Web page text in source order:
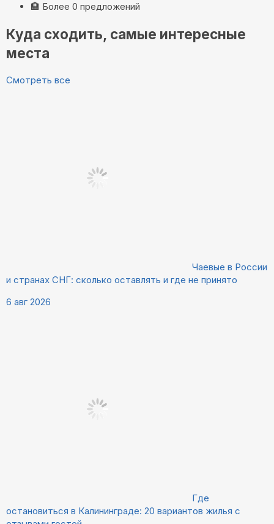
🏨 Более 0 предложений
Куда сходить, самые интересные
места
Смотреть все
Чаевые в России
и странах СНГ: сколько оставлять и где не принято
6 авг 2026
Где
остановиться в Калининграде: 20 вариантов жилья с